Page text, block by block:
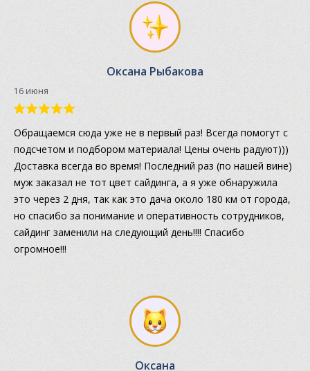
Оксана Рыбакова
16 июня
Обращаемся сюда уже не в первый раз! Всегда помогут с
подсчетом и подбором материала! Цены очень радуют)))
Доставка всегда во время! Последний раз (по нашей вине)
муж заказал не тот цвет сайдинга, а я уже обнаружила
это через 2 дня, так как это дача около 180 км от города,
но спасибо за понимание и оперативность сотрудников,
сайдинг заменили на следующий день!!!! Спасибо
огромное!!!
Оксана